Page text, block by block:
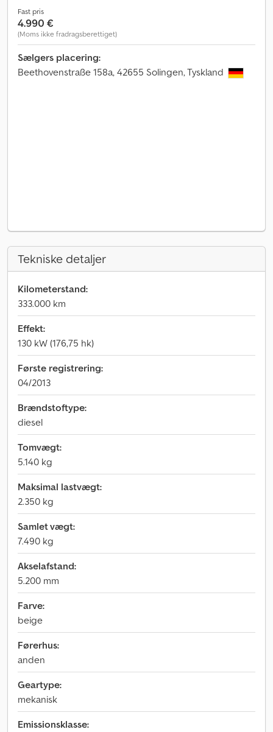
Fast pris
4.990 €
(Moms ikke fradragsberettiget)
Sælgers placering:
Beethovenstraße 158a, 42655 Solingen, Tyskland
Tekniske detaljer
Kilometerstand:
333.000 km
Effekt:
130 kW (176,75 hk)
Første registrering:
04/2013
Brændstoftype:
diesel
Tomvægt:
5.140 kg
Maksimal lastvægt:
2.350 kg
Samlet vægt:
7.490 kg
Akselafstand:
5.200 mm
Farve:
beige
Førerhus:
anden
Geartype:
mekanisk
Emissionsklasse: